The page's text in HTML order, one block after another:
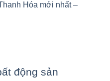
Hóa mới nhất –
động sản